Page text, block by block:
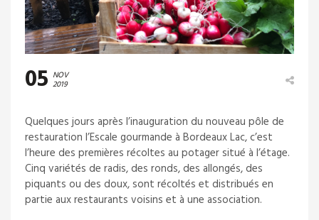
05 NOV
2019
Quelques jours après l’inauguration du nouveau pôle de
restauration l’Escale gourmande à Bordeaux Lac, c’est
l’heure des premières récoltes au potager situé à l’étage.
Cinq variétés de radis, des ronds, des allongés, des
piquants ou des doux, sont récoltés et distribués en
partie aux restaurants voisins et à une association.